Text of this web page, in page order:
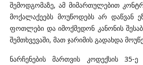
შემოდგომაზე, ამ მიმართულებით
მოქალაქეებს მოუწოდებს არ დაწვან
ფოთლები და იმოქმედონ კანონის
შემთხვევაში, მათ ჯარიმის გადახდა
ნარჩენების მართვის კოდექსის 35-